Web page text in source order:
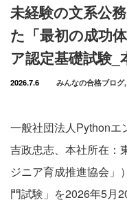
未経験の文系公
た「最初の成功
ア認定基礎試験_
2026.7.6 みんなの合格ブログ,
一般社団法人Pythonエ
吉政忠志、本社所在：
ジニア育成推進協会」
門試験」を2026年5月